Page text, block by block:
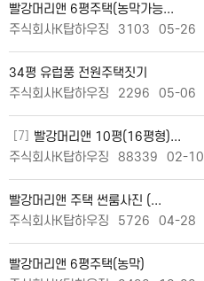
빨강머리앤 6평주택(농막가능...
주식회사K탑하우징
3103 05-26
34평 유럽풍 전원주택짓기
주식회사K탑하우징
2296 05-06
빨강머리앤 10평(16평형)...
[7]
주식회사K탑하우징 88339 02-10
빨강머리앤 주택 썬룸사진 (...
주식회사K탑하우징
5726 04-28
빨강머리앤 6평주택(농막)